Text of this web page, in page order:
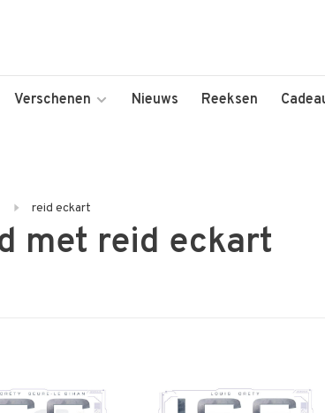
Verschenen Nieuws Reeksen
reid eckart
met reid eckart